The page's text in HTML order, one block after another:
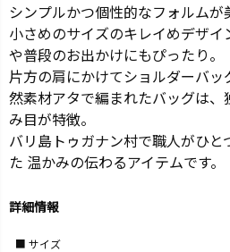
シンプルかつ個性的なフォルムが
小さめのサイズのキレイめデザ
や普段のお出かけにもぴったり。
片方の肩にかけてショルダーバッ
然素材アタで編まれたバッグは
み目が特徴。
バリ島トゥガナン村で職人がひ
た 温かみの伝わるアイテムです。
詳細情報
サイズ